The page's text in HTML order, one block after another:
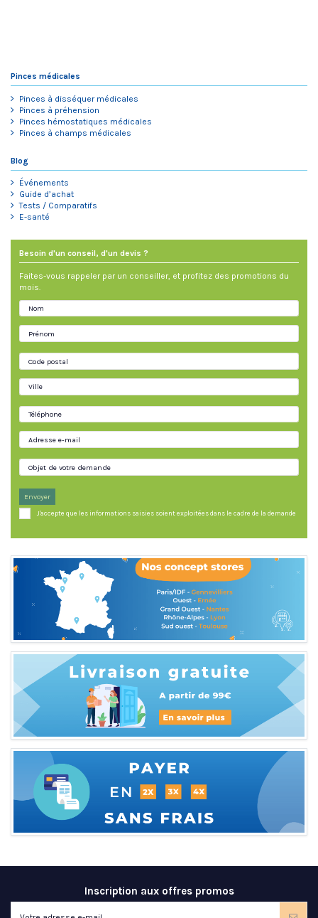
Pinces médicales
Pinces à disséquer médicales
Pinces à préhension
Pinces hémostatiques médicales
Pinces à champs médicales
Blog
Événements
Guide d’achat
Tests / Comparatifs
E-santé
Besoin d'un conseil, d'un devis ?
Faites-vous rappeler par un conseiller, et profitez des promotions du
mois.
Envoyer
J'accepte que les informations saisies soient exploitées dans le cadre de la demande
Inscription aux offres promos